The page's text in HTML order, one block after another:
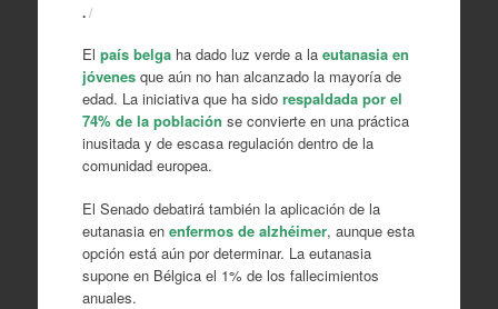
./
El país belgaha dado luz verde a laeutanasia en
jóvenesque aún no han alcanzado la mayoría de
edad. La iniciativa que ha sido respaldada por el
74% de la población se convierte en una práctica
inusitada y de escasa regulación dentro de la
comunidad europea.
El Senado debatirá también la aplicación de la
eutanasia en enfermos de alzhéimer, aunque esta
opción está aún por determinar. La eutanasia
supone en Bélgica el 1% de los fallecimientos
anuales.